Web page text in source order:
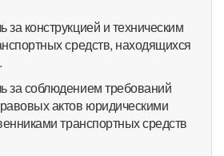
за конструкцией и техническим
средств, находящихся
за соблюдением требований
актов юридическими
транспортных средств